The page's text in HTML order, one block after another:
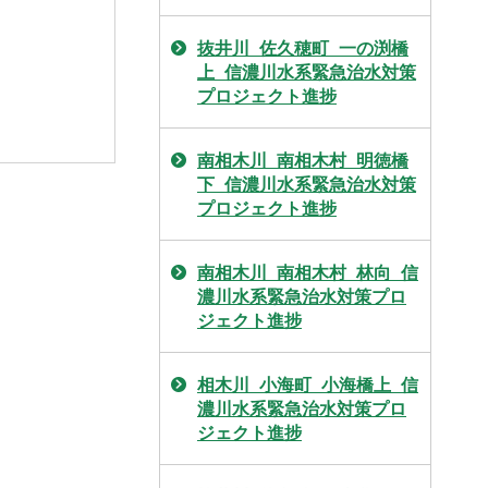
抜井川_佐久穂町_一の渕橋
上_信濃川水系緊急治水対策
プロジェクト進捗
南相木川_南相木村_明徳橋
下_信濃川水系緊急治水対策
プロジェクト進捗
南相木川_南相木村_林向_信
濃川水系緊急治水対策プロ
ジェクト進捗
相木川_小海町_小海橋上_信
濃川水系緊急治水対策プロ
ジェクト進捗